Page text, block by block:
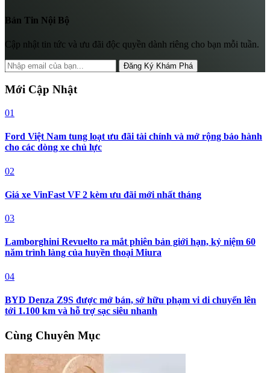
Bản Tin Nội Bộ
Cập nhật tin tức và ưu đãi độc quyền dành riêng cho bạn mỗi tuần.
Đăng Ký Khám Phá
Mới Cập Nhật
01
Ford Việt Nam tung loạt ưu đãi tài chính và mở rộng bảo hành
cho các dòng xe chủ lực
02
Giá xe VinFast VF 2 kèm ưu đãi mới nhất tháng
03
Lamborghini Revuelto ra mắt phiên bản giới hạn, kỷ niệm 60
năm trình làng của huyền thoại Miura
04
BYD Denza Z9S được mở bán, sở hữu phạm vi di chuyển lên
tới 1.100 km và hỗ trợ sạc siêu nhanh
Cùng Chuyên Mục